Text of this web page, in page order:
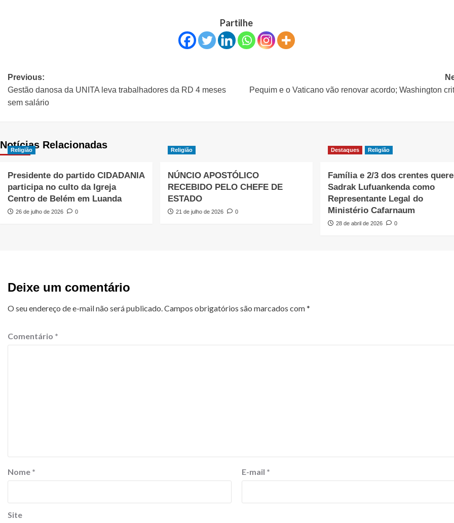
Partilhe
Previous:
Gestão danosa da UNITA leva trabalhadores da RD 4 meses
sem salário
Pequim e o Vaticano vão renovar acordo; Washington
Notícias Relacionadas
Religião
Presidente do partido CIDADANIA
participa no culto da Igreja
Centro de Belém em Luanda
26 de julho de 2026 0
Religião
NÚNCIO APOSTÓLICO
RECEBIDO PELO CHEFE DE
ESTADO
21 de julho de 2026 0
Destaques Religião
Família e 2/3 dos crentes
Sadrak Lufuankenda como
Representante Legal do
Ministério Cafarnaum
28 de abril de 2026 0
Deixe um comentário
O seu endereço de e-mail não será publicado.Campos obrigatórios são marcados com*
Comentário *
Nome * E-mail *
Site